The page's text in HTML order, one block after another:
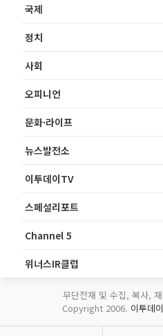
국제
정치
사회
오피니언
문화·라이프
뉴스발전소
이투데이TV
스페셜리포트
Channel 5
위너스IR클럽
무단전재 및 수집, 복사,
Copyright 2006. 이투데이